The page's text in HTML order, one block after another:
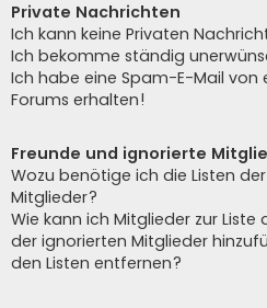
Private Nachrichten
Ich kann keine Privaten
Ich bekomme ständig
Ich habe eine Spam-E-Mail von
Forums erhalten!
Freunde und ignorierte
Wozu benötige ich die Listen
Mitglieder?
Wie kann ich Mitglieder zur Liste
der ignorierten Mitglieder
den Listen entfernen?